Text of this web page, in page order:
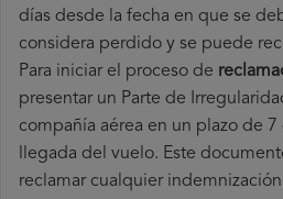
días desde la fecha en que se
considera perdido y se puede
Para iniciar el proceso de
presentar un Parte de
compañía aérea en un plazo de
llegada del vuelo. Este
reclamar cualquier